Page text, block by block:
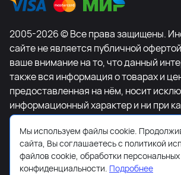
2005-2026 © Все права защищены.
сайте не является публичной
ваше внимание на то, что данный
также вся информация о товарах и
предоставленная на нём, носит
информационный характер и ни при
является публичной офертой,
положениями Статьи 437
Российской Федерации. Для
информации о наличии и стоимости
Мы используем файлы cookie.
сайта, Вы соглашаетесь с политикой
файлов cookie, обработки
конфиденциальности. Подробнее